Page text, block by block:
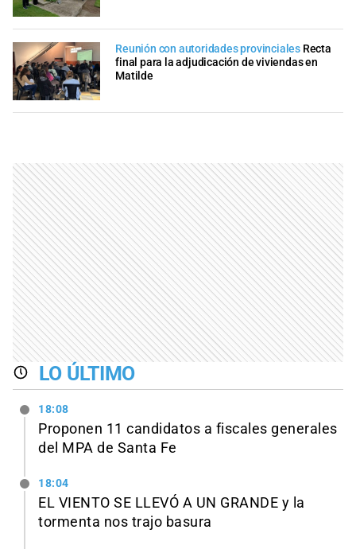
Reunión con autoridades provinciales Recta
final para la adjudicación de viviendas en
Matilde
LO ÚLTIMO
18:08
Proponen 11 candidatos a fiscales generales
del MPA de Santa Fe
18:04
EL VIENTO SE LLEVÓ A UN GRANDE y la
tormenta nos trajo basura